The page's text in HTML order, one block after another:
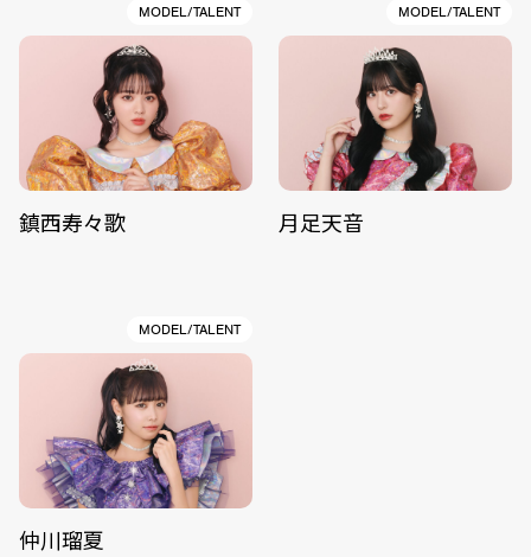
MODEL/TALENT
鎮西寿々歌
MODEL/TALENT
月足天音
MODEL/TALENT
仲川瑠夏